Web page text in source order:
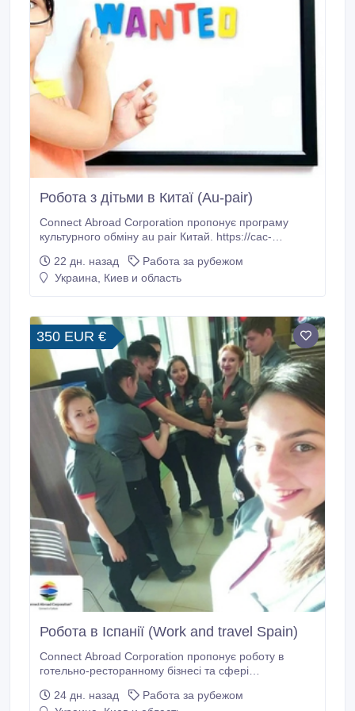
Робота з дітьми в Китаї (Au-pair)
Connect Abroad Corporation пропонує програму
культурного обміну au pair Китай. https://cac-
дітьми 2. Середня англійська 3. Відсутність власних
дітей Обов'язки • Робота з дітьми в приймаючої
22 дн. назад
Работа за рубежом
Украина, Киев и область
350 EUR €
Робота в Іспанії (Work and travel Spain)
Connect Abroad Corporation пропонує роботу в
готельно-ресторанному бізнесі та сфері
and-travel/spain Вимоги розмовна англійська
24 дн. назад
Работа за рубежом